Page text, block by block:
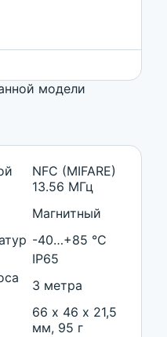
модели
NFC (MIFARE)
13.56 МГц
Магнитный
-40…+85 °С
IP65
3 метра
66 х 46 х 21,5
мм, 95 г